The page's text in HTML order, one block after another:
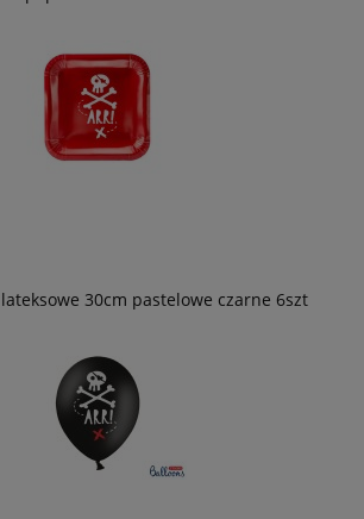
lateksowe 30cm pastelowe czarne 6szt